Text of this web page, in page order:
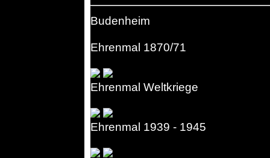
Budenheim
Ehrenmal 1870/71
Ehrenmal Weltkriege
Ehrenmal 1939 - 1945